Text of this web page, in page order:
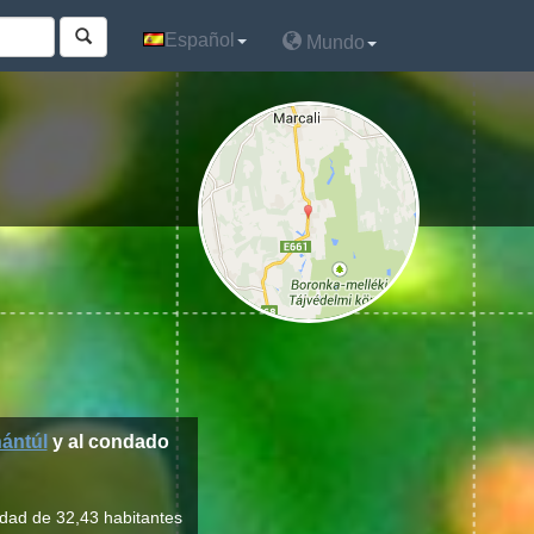
Español Mundo
y al condado
de 32,43 habitantes
Español Mundo